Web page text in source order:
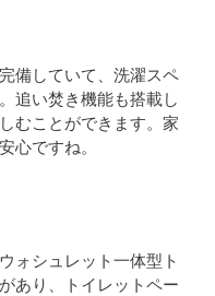
備していて、洗濯スペ
追い焚き機能も搭載し
むことができます。家
心ですね。
ォシュレット一体型ト
あり、トイレットペー